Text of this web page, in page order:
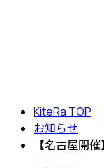
KiteRa TOP
お知らせ
【名古屋開